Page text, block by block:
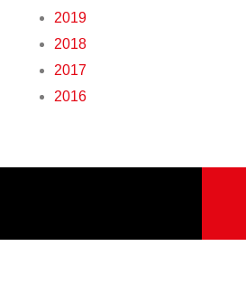
2019
2018
2017
2016